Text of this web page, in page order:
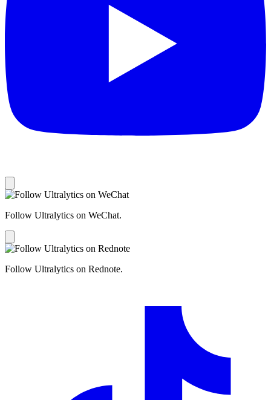
Follow Ultralytics on WeChat.
Follow Ultralytics on Rednote.